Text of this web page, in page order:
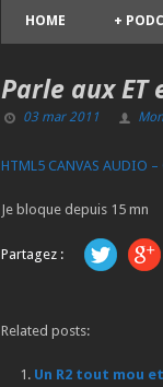
HOME +
Parle aux ET
03 mar 2011
HTML5 CANVAS AUDIO
Je bloque depuis 15 mn
Partagez :
Related posts:
Un R2 tout mou